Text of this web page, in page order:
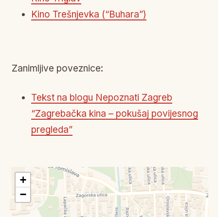
Kino Trešnjevka (“Buhara”)
Zanimljive poveznice:
Tekst na blogu Nepoznati Zagreb
“Zagrebačka kina – pokušaj povijesnog
pregleda”
+
−